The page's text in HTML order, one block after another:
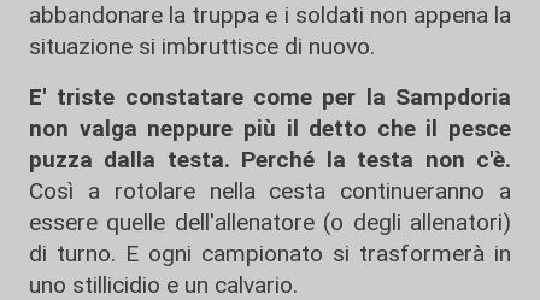
abbandonare la truppa e i soldati non appena la
situazione si imbruttisce di nuovo.
E' triste constatare come per la Sampdoria
non valga neppure più il detto che il pesce
puzza dalla testa. Perché la testa non c'è.
Così a rotolare nella cesta continueranno a
essere quelle dell'allenatore (o degli allenatori)
di turno. E ogni campionato si trasformerà in
uno stillicidio e un calvario.